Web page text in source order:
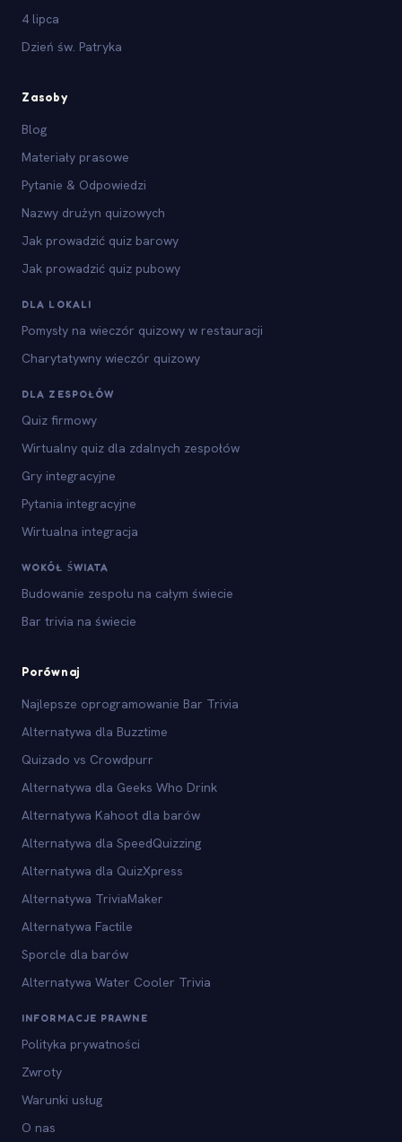
4 lipca
Dzień św. Patryka
Zasoby
Blog
Materiały prasowe
Pytanie & Odpowiedzi
Nazwy drużyn quizowych
Jak prowadzić quiz barowy
Jak prowadzić quiz pubowy
DLA LOKALI
Pomysły na wieczór quizowy w restauracji
Charytatywny wieczór quizowy
DLA ZESPOŁÓW
Quiz firmowy
Wirtualny quiz dla zdalnych zespołów
Gry integracyjne
Pytania integracyjne
Wirtualna integracja
WOKÓŁ ŚWIATA
Budowanie zespołu na całym świecie
Bar trivia na świecie
Porównaj
Najlepsze oprogramowanie Bar Trivia
Alternatywa dla Buzztime
Quizado vs Crowdpurr
Alternatywa dla Geeks Who Drink
Alternatywa Kahoot dla barów
Alternatywa dla SpeedQuizzing
Alternatywa dla QuizXpress
Alternatywa TriviaMaker
Alternatywa Factile
Sporcle dla barów
Alternatywa Water Cooler Trivia
INFORMACJE PRAWNE
Polityka prywatności
Zwroty
Warunki usług
O nas